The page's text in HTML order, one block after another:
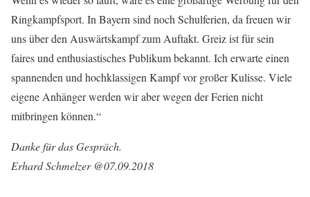
Ringkampfsport. In Bayern sind noch Schulferien, da freuen wir
uns über den Auswärtskampf zum Auftakt. Greiz ist für sein
faires und enthusiastisches Publikum bekannt. Ich erwarte einen
spannenden und hochklassigen Kampf vor großer Kulisse. Viele
eigene Anhänger werden wir aber wegen der Ferien nicht
mitbringen können.“
Danke für das Gespräch.
Erhard Schmelzer @07.09.2018